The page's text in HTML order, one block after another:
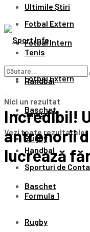
Fotbal Extern
Tenis
Handbal
Baschet
Rugby
Sporturi de
Formula 1
Ultimile Știri
Fotbal Intern
Fotbal Extern
Tenis
Handbal
Baschet
Rugby
Nici un rezultat
Vezi toate rezultatele
Incredibil!
antrenorii
lucrează